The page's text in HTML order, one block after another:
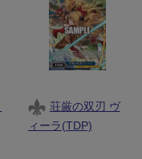
荘厳の双刃 ヴ
ィーラ(TDP)